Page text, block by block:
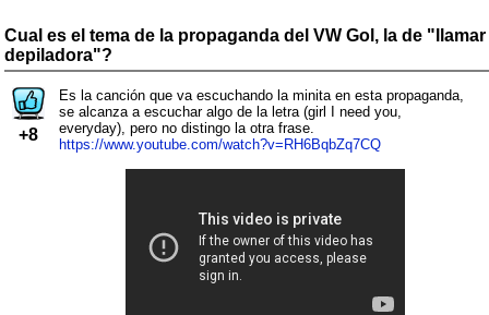
Cual es el tema de la propaganda del VW Gol, la de "llamar
depiladora"?
+8
Es la canción que va escuchando la minita en esta propaganda,
se alcanza a escuchar algo de la letra (girl I need you,
everyday), pero no distingo la otra frase.
https://www.youtube.com/watch?v=RH6BqbZq7CQ